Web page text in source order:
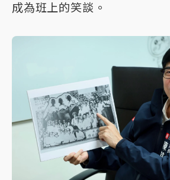
成為班上的笑談。